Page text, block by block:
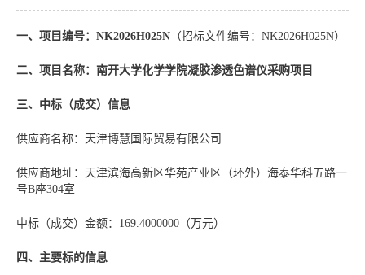
一、项目编号：NK2026H025N （招标文件编号：NK2026H025N）
二、项目名称：南开大学化学学院凝胶渗透色谱仪采购项目
三、中标（成交）信息
供应商名称：天津博慧国际贸易有限公司
供应商地址：天津滨海高新区华苑产业区（环外）海泰华科五路一
号B座304室
中标（成交）金额：169.4000000（万元）
四、主要标的信息